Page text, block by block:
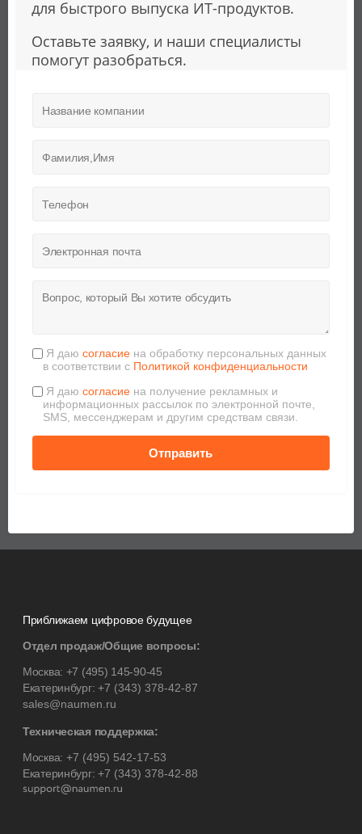
для быстрого выпуска ИТ-продуктов.
Оставьте заявку, и наши специалисты
помогут разобраться.
Я даю согласие на обработку персональных данных
в соответствии с Политикой конфиденциальности
Я даю согласие на получение рекламных и
информационных рассылок по электронной почте,
SMS, мессенджерам и другим средствам связи.
Отправить
Приближаем цифровое будущее
Отдел продаж/Общие вопросы:
Москва: +7 (495) 145-90-45
Екатеринбург:+7 (343) 378-42-87
sales@naumen.ru
Техническая поддержка:
Москва: +7 (495) 542-17-53
Екатеринбург:+7 (343) 378-42-88